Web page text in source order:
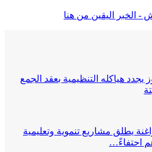
- الخبر اليقين من هنا
يجدد هياكله التنظيمية بعقد الجمع
يطلق مشاريع تنموية وتعليمية